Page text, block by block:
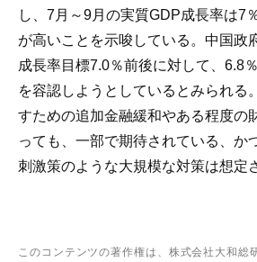
し、7月～9月の実質GDP成長率は7
が高いことを示唆している。中国政
成長率目標7.0％前後に対して、6.8
を容認しようとしているとみられる
すための追加金融緩和やある程度の
っても、一部で期待されている、か
刺激策のような大規模な対策は想定
このコンテンツの著作権は、株式会社大和総